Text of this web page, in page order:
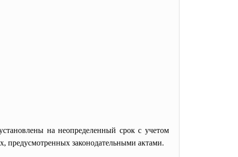
на неопределенный срок с учетом
предусмотренных законодательными актами.